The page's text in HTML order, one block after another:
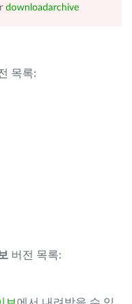
downloadarchive
목록:
버전 목록: